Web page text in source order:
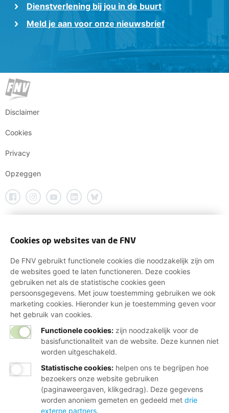
Dienstverlening bij jou in de buurt
Meld je aan voor onze nieuwsbrief
Disclaimer
Cookies
Privacy
Opzeggen
Cookies op websites van de FNV
De FNV gebruikt functionele cookies die noodzakelijk zijn om
de websites goed te laten functioneren. Deze cookies
gebruiken net als de statistische cookies geen
persoonsgegevens. Met jouw toestemming gebruiken we ook
marketing cookies. Hieronder kun je toestemming geven voor
het gebruik van cookies.
Functionele cookies: zijn noodzakelijk voor de
basisfunctionaliteit van de website. Deze kunnen niet
worden uitgeschakeld.
Statistische cookies: helpen ons te begrijpen hoe
bezoekers onze website gebruiken
(paginaweergaven, klikgedrag). Deze gegevens
worden anoniem gemeten en gedeeld met drie
externe partners.